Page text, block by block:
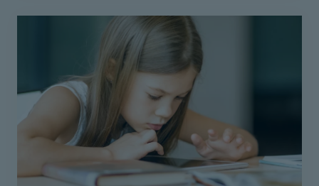
Sammakkotalolla